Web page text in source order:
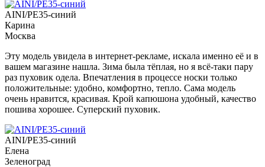
AINI/PE35-синий
Карина
Москва
Эту модель увидела в интернет-рекламе, искала именно её и в
вашем магазине нашла. Зима была тёплая, но я всё-таки пару
раз пуховик одела. Впечатления в процессе носки только
положительные: удобно, комфортно, тепло. Сама модель
очень нравится, красивая. Крой капюшона удобный, качество
пошива хорошее. Суперский пуховик.
AINI/PE35-синий
Елена
Зеленоград